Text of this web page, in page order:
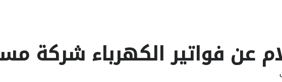
عن فواتير الكهرباء شركة